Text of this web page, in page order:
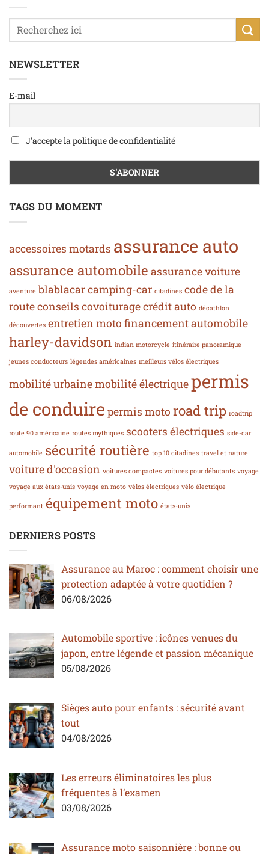
NEWSLETTER
E-mail
J'accepte la politique de confidentialité
TAGS DU MOMENT
accessoires motards assurance auto
assurance automobile assurance voiture
aventure blablacarcamping-car citadines code de la
routeconseils covoituragecrédit auto décathlon
découvertes entretien moto financement automobile
harley-davidson indian motorcycle itinéraire panoramique
jeunes conducteurs légendes américaines meilleurs vélos électriques
mobilité urbainemobilité électriquepermis
de conduire permis moto road trip roadtrip
route 90 américaine routes mythiques scooters électriques side-car
automobile sécurité routière top 10 citadines travel et nature
voiture d'occasion voitures compactes voitures pour débutants voyage
voyage aux états-unis voyage en moto vélos électriques vélo électrique
performant équipement moto états-unis
DERNIERS POSTS
Assurance au Maroc : comment choisir une
protection adaptée à votre quotidien ?
06/08/2026
Automobile sportive : icônes venues du
japon, entre légende et passion mécanique
05/08/2026
Sièges auto pour enfants : sécurité avant
tout
04/08/2026
Les erreurs éliminatoires les plus
fréquentes à l’examen
03/08/2026
Assurance moto saisonnière : bonne ou